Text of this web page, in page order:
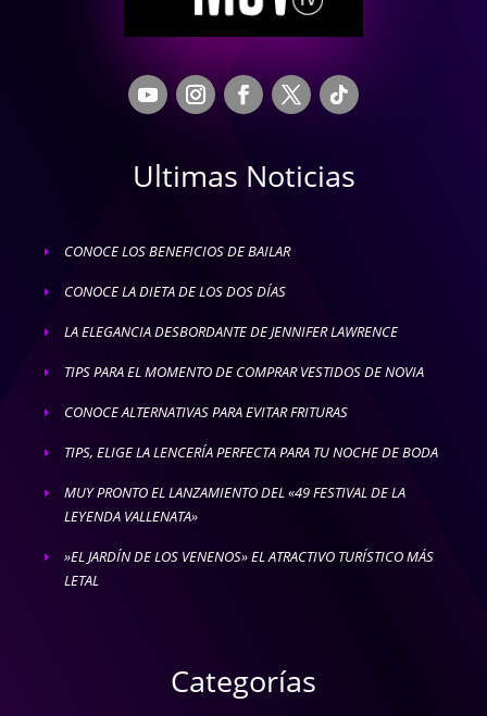
Ultimas Noticias
E CONOCE LOS BENEFICIOS DE BAILAR
E CONOCE LA DIETA DE LOS DOS DÍAS
E LA ELEGANCIA DESBORDANTE DE JENNIFER LAWRENCE
E TIPS PARA EL MOMENTO DE COMPRAR VESTIDOS DE NOVIA
E CONOCE ALTERNATIVAS PARA EVITAR FRITURAS
E TIPS, ELIGE LA LENCERÍA PERFECTA PARA TU NOCHE DE BODA
E
MUY PRONTO EL LANZAMIENTO DEL «49 FESTIVAL DE LA
LEYENDA VALLENATA»
E
»EL JARDÍN DE LOS VENENOS» EL ATRACTIVO TURÍSTICO MÁS
LETAL
Categorías